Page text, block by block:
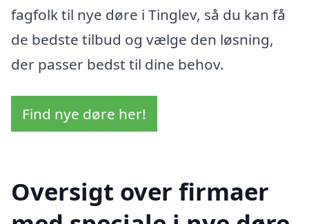
fagfolk til nye døre i Tinglev, så du kan få
de bedste tilbud og vælge den løsning,
der passer bedst til dine behov.
Find nye døre her!
Oversigt over firmaer